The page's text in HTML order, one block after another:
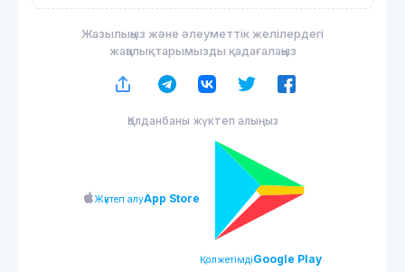
Жазылыңыз және әлеуметтік желілердегі
жаңалықтарымызды қадағалаңыз
Қолданбаны жүктеп алыңыз
Жүктеп алуApp Store
ҚолжетімдіGoogle Play